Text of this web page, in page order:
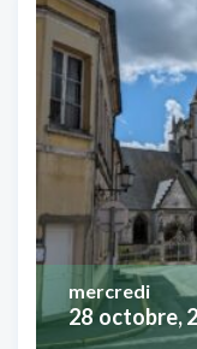
28 octobre,
mercredi